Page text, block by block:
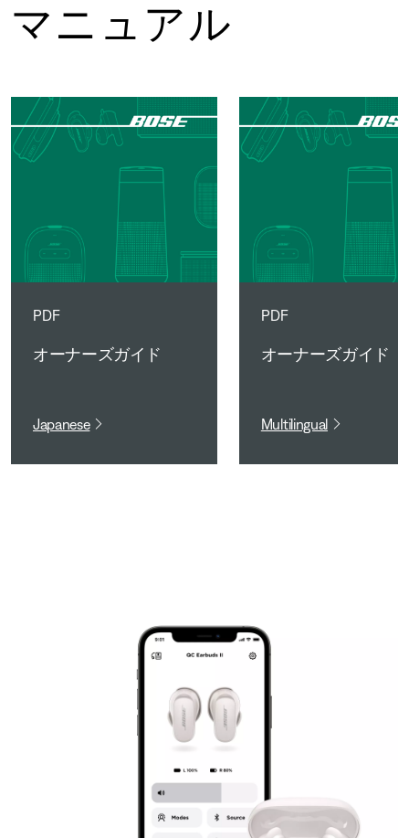
マニュアル
PDF
オーナーズガイド
Japanese
PDF
オーナーズガイド
Multilingual